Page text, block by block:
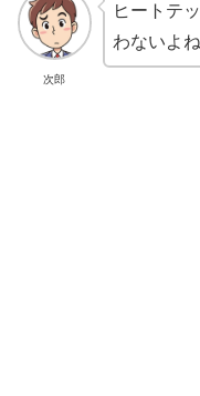
次郎
ヒートテ
わないよね